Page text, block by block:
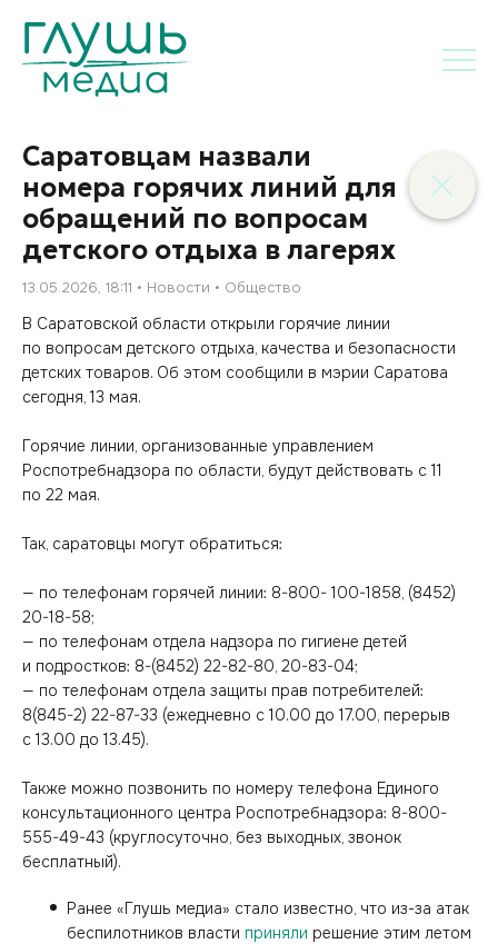
Саратовцам назвали
номера горячих линий для
обращений по вопросам
детского отдыха в лагерях
13.05.2026, 18:11 Новости Общество
В Саратовской области открыли горячие линии
по вопросам детского отдыха, качества и безопасности
детских товаров. Об этом сообщили в мэрии Саратова
сегодня, 13 мая.
Горячие линии, организованные управлением
Роспотребнадзора по области, будут действовать с 11
по 22 мая.
Так, саратовцы могут обратиться:
— по телефонам горячей линии: 8-800- 100-1858, (8452)
20-18-58;
— по телефонам отдела надзора по гигиене детей
и подростков: 8-(8452) 22-82-80, 20-83-04;
— по телефонам отдела защиты прав потребителей:
8(845-2) 22-87-33 (ежедневно с 10.00 до 17.00, перерыв
с 13.00 до 13.45).
Также можно позвонить по номеру телефона Единого
консультационного центра Роспотребнадзора: 8-800-
555-49-43 (круглосуточно, без выходных, звонок
бесплатный).
Ранее «Глушь медиа» стало известно, что из-за атак
беспилотников власти приняли решение этим летом